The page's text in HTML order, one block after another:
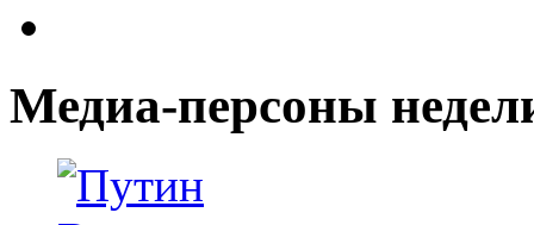
Медиа-персоны